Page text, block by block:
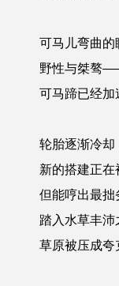
可马儿弯曲的
野性与桀骜
可马蹄已经加
轮胎逐渐冷却
新的搭建正
但能哼出最拙
踏入水草丰
草原被压成夸